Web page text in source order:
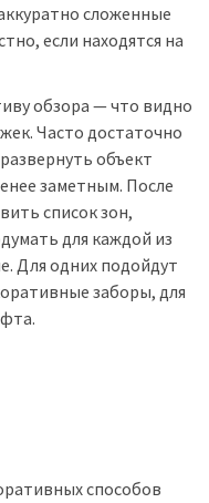
сложенные
если находятся на
обзора — что видно
Часто достаточно
объект
заметным. После
список зон,
для каждой из
Для одних подойдут
заборы, для
способов